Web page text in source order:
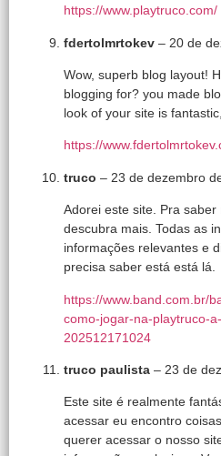
https://www.playtruco.com/
fdertolmrtokev – 20 de
Wow, superb blog layout!
blogging for? you made
look of your site is
https://
truco – 23 de dezembro
Adorei este site. Pra
descubra mais. Todas as
informações relevantes e
precisa saber está está lá.
https://www.band.com.br/
como-jogar-na-playtruco-
202512171024
truco paulista – 23 de
Este site é realmente
acessar eu encontro
querer acessar o nosso